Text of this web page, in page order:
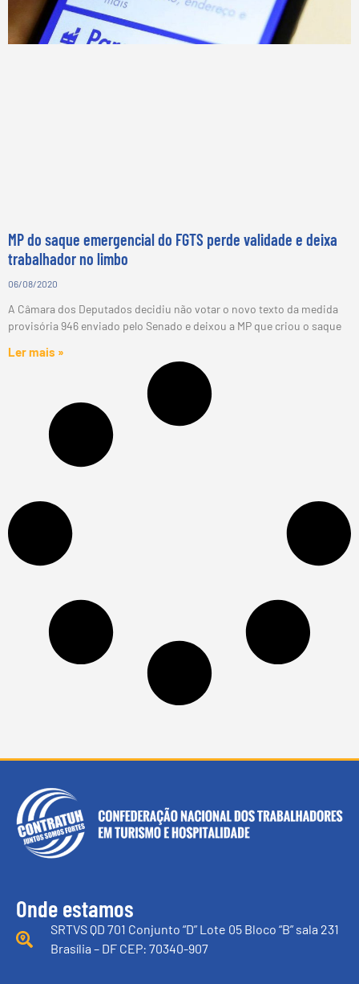
MP do saque emergencial do FGTS perde validade e deixa
trabalhador no limbo
06/08/2020
A Câmara dos Deputados decidiu não votar o novo texto da medida
provisória 946 enviado pelo Senado e deixou a MP que criou o saque
Ler mais »
Onde estamos
SRTVS QD 701 Conjunto “D” Lote 05 Bloco “B” sala 231
Brasília – DF CEP: 70340-907